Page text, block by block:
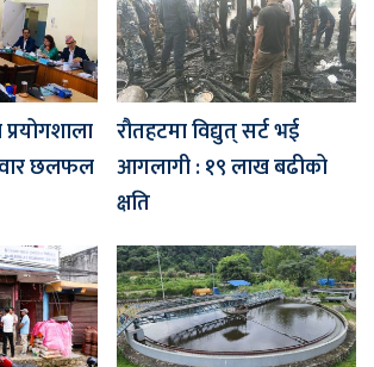
प्रयोगशाला
छलफल
रौतहटमा विद्युत् सर्ट भई
आगलागी : १९ लाख बढीको
क्षति